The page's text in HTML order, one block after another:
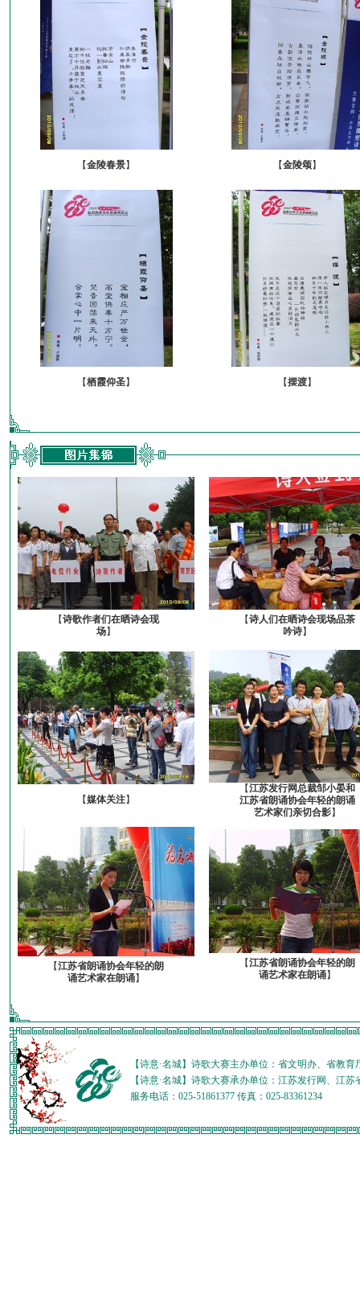
【金陵春景】 【金陵颂】
【栖霞仰圣】 【摆渡】
【诗歌作者们在晒诗会现
场】
【诗人们在晒诗会现场品茶
吟诗】
【媒体关注】
【江苏发行网总裁邹小晏和
江苏省朗诵协会年轻的朗诵
艺术家们亲切合影】
【江苏省朗诵协会年轻的朗
诵艺术家在朗诵】
【江苏省朗诵协会年轻的朗
诵艺术家在朗诵】
【诗意·名城】诗歌大赛主办单位：省文明办、省教
【诗意·名城】诗歌大赛承办单位：江苏发行网、江
服务电话：025-51861377 传真：025-83361234